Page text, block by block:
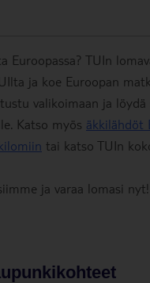
Euroopassa? TUIn
ja koe Euroopan
valikoimaan ja
Katso myös äkkilähdöt
tai katso TUIn
ja varaa lomasi nyt!